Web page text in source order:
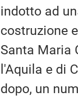
indotto ad
costruzione
Santa Maria
l'Aquila e di
dopo, un